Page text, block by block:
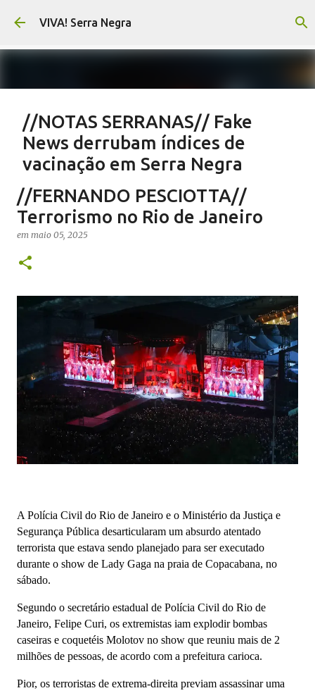
Pular para o conteúdo principal
VIVA! Serra Negra
//NOTAS SERRANAS// Fake
News derrubam índices de
vacinação em Serra Negra
VACINAÇÃO SERRA NEGRA
//FERNANDO PESCIOTTA//
Terrorismo no Rio de Janeiro
em maio 05, 2025
A Polícia Civil do Rio de Janeiro e o Ministério da Justiça e
Segurança Pública desarticularam um absurdo atentado
terrorista que estava sendo planejado para ser executado
durante o show de Lady Gaga na praia de Copacabana, no
sábado.
Segundo o secretário estadual de Polícia Civil do Rio de
Janeiro, Felipe Curi, os extremistas iam explodir bombas
caseiras e coquetéis Molotov no show que reuniu mais de 2
milhões de pessoas, de acordo com a prefeitura carioca.
Pior, os terroristas de extrema-direita previam assassinar uma